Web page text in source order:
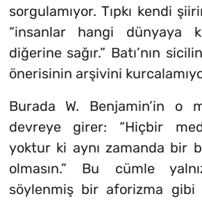
sorgulamıyor. Tıpkı kendi
“insanlar hangi dünyaya
diğerine sağır.” Batı’nın
önerisinin arşivini
Burada W. Benjamin’in o
devreye girer: “Hiçbir
yoktur ki aynı zamanda bir
olmasın.” Bu cümle
söylenmiş bir aforizma gibi